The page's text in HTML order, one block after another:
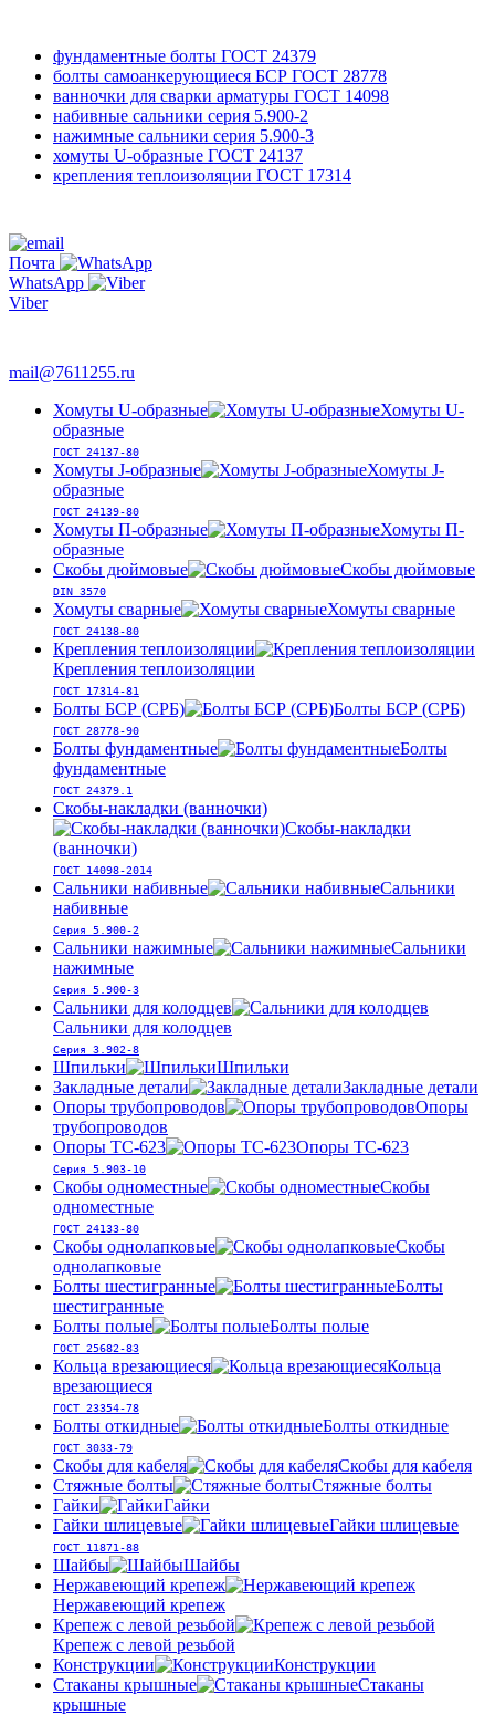
фундаментные болты ГОСТ 24379
болты самоанкерующиеся БСР ГОСТ 28778
ванночки для сварки арматуры ГОСТ 14098
набивные сальники серия 5.900-2
нажимные сальники серия 5.900-3
хомуты U-образные ГОСТ 24137
крепления теплоизоляции ГОСТ 17314
Почта
WhatsApp
Viber
mail@7611255.ru
Хомуты U-образные
Хомуты U-
образные
ГОСТ 24137-80
Хомуты J-образные
Хомуты J-
образные
ГОСТ 24139-80
Хомуты П-образные
Хомуты П-
образные
Скобы дюймовые
Скобы дюймовые
DIN 3570
Хомуты сварные Хомуты сварные
ГОСТ 24138-80
Крепления теплоизоляции
Крепления теплоизоляции
ГОСТ 17314-81
Болты БСР (СРБ) Болты БСР (СРБ)
ГОСТ 28778-90
Болты фундаментные
Болты
фундаментные
ГОСТ 24379.1
Скобы-накладки (ванночки)
Скобы-накладки
(ванночки)
ГОСТ 14098-2014
Сальники набивные
Сальники
набивные
Серия 5.900-2
Сальники нажимные
Сальники
нажимные
Серия 5.900-3
Сальники для колодцев
Сальники для колодцев
Серия 3.902-8
Шпильки
Шпильки
Закладные детали
Закладные детали
Опоры трубопроводов
Опоры
трубопроводов
Опоры ТС-623
Опоры ТС-623
Серия 5.903-10
Скобы одноместные
Скобы
одноместные
ГОСТ 24133-80
Скобы однолапковые
Скобы
однолапковые
Болты шестигранные
Болты
шестигранные
Болты полые
Болты полые
ГОСТ 25682-83
Кольца врезающиеся
Кольца
врезающиеся
ГОСТ 23354-78
Болты откидные Болты откидные
ГОСТ 3033-79
Скобы для кабеля
Скобы для кабеля
Стяжные болты
Стяжные болты
Гайки
Гайки
Гайки шлицевые
Гайки шлицевые
ГОСТ 11871-88
Шайбы
Шайбы
Нержавеющий крепеж
Нержавеющий крепеж
Крепеж с левой резьбой
Крепеж с левой резьбой
Конструкции
Конструкции
Стаканы крышные
Стаканы
крышные